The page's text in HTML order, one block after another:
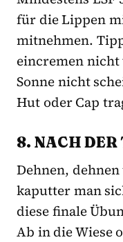
für die Lippen
mitnehmen.
eincremen nicht
Sonne nicht
Hut oder Cap
8. NACH DER
Dehnen,
kaputter man
diese finale
Ab in die Wiese